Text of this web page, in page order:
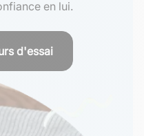
en lui.
d'essai